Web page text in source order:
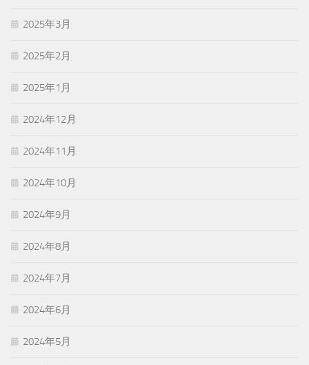
2025年3月
2025年2月
2025年1月
2024年12月
2024年11月
2024年10月
2024年9月
2024年8月
2024年7月
2024年6月
2024年5月